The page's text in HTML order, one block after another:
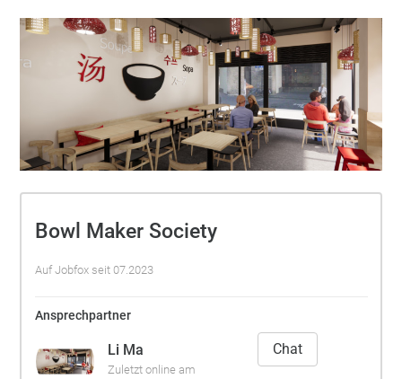
Bowl Maker Society
Auf Jobfox seit 07.2023
Ansprechpartner
Li Ma
Zuletzt online am
Chat